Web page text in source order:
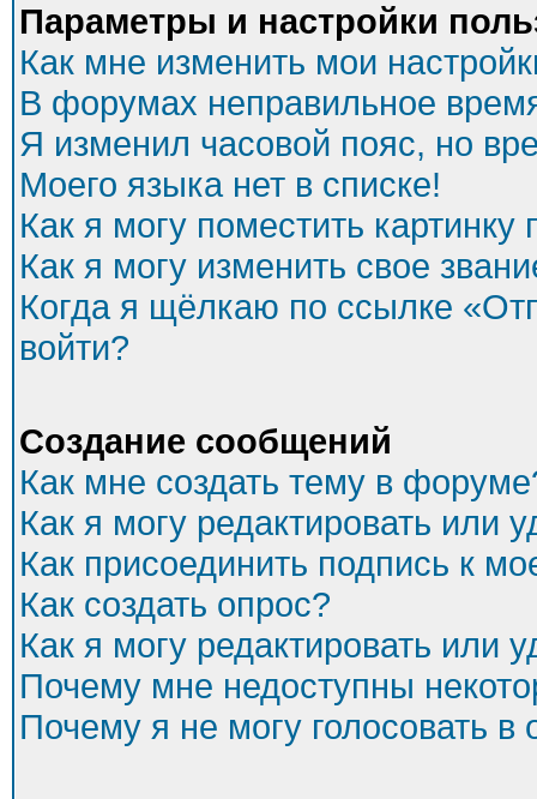
Параметры и настройки
Как мне изменить мои
В форумах неправильное
Я изменил часовой пояс, но
Моего языка нет в списке!
Как я могу поместить
Как я могу изменить свое
Когда я щёлкаю по ссылке
войти?
Создание сообщений
Как мне создать тему в
Как я могу редактировать или
Как присоединить подпись к
Как создать опрос?
Как я могу редактировать или
Почему мне недоступны
Почему я не могу голосовать в